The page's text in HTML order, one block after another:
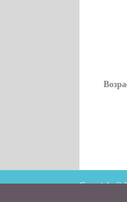
Copyright ©